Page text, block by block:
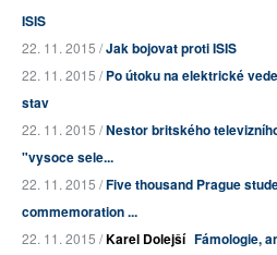
ISIS
22. 11. 2015 /Jak bojovat proti ISIS
22. 11. 2015 /Po útoku na elektrické
stav
22. 11. 2015 /Nestor britského
"vysoce sele...
22. 11. 2015 /Five thousand Prague
commemoration ...
22. 11. 2015 /Karel Dolejší Fámologie,